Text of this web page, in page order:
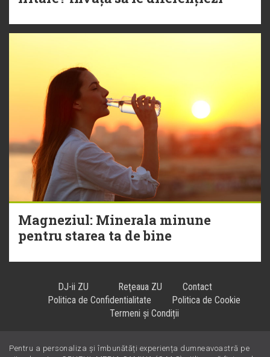
Magneziul: Minerala minune
pentru starea ta de bine
DJ-ii ZU Reţeaua ZU
Contact
Politica de Confidentialitate
Politica de Cookie
Termeni și Condiții
Pentru a personaliza și îmbunătăți experiența dumneavoastră pe